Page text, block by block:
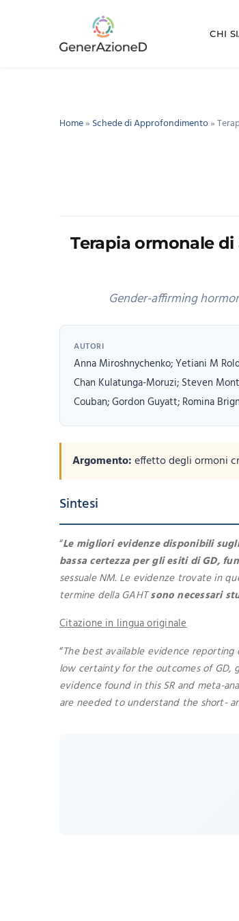
CHI
Home» Schede di Approfondimento»
Terapia ormonale
Gender-affirming
AUTORI
Anna Miroshnychenko; Yetiani M
Chan Kulatunga-Moruzi; Steven
Couban; Gordon Guyatt; Romina
Argomento:effetto degli ormoni
Sintesi
“Le migliori evidenze disponibili
bassa certezza per gli esiti di GD,
sessuale NM. Le evidenze trovate in
termine della GAHTsono necessari
Citazione in lingua originale
“The best available evidence
low certainty for the outcomes of GD,
evidence found in this SR and meta-
are needed to understand the short-